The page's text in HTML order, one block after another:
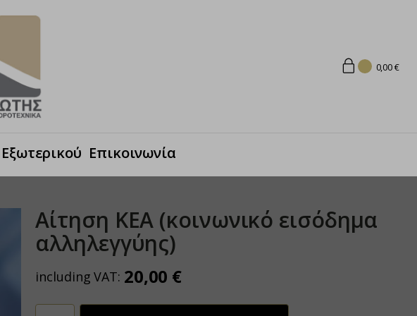
0,00€
Επικοινωνία
Αίτηση KEΑ (κοινωνικό εισόδημα
αλληλεγγύης)
including VAT: 20,00 €